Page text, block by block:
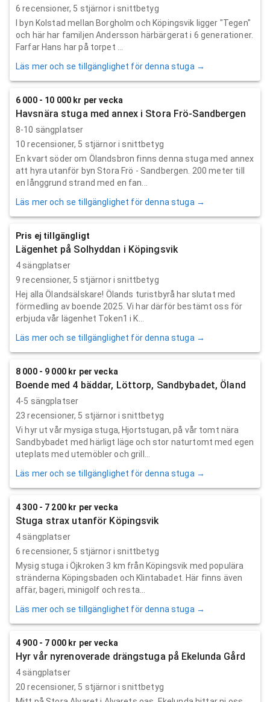
6 recensioner, 5 stjärnor i snittbetyg
I byn Kolstad mellan Borgholm och Köpingsvik ligger "Tegen"
och här har familjen Andersson härbärgerat i 6 generationer.
Farfar Hans har på torpet ...
Läs mer och se tillgänglighet för denna stuga →
6 000 - 10 000 kr per vecka
Havsnära stuga med annex i Stora Frö-Sandbergen
8-10 sängplatser
10 recensioner, 5 stjärnor i snittbetyg
En kvart söder om Ölandsbron finns denna stuga med annex
att hyra utanför byn Stora Frö - Sandbergen. 200 meter till
en långgrund strand med en fan...
Läs mer och se tillgänglighet för denna stuga →
Pris ej tillgängligt
Lägenhet på Solhyddan i Köpingsvik
4 sängplatser
9 recensioner, 5 stjärnor i snittbetyg
Hej alla Ölandsälskare! Ölands turistbyrå har slutat med
förmedling av boende 2025. Vi har därför bestämt oss för
erbjuda vår lägenhet Token1 i K...
Läs mer och se tillgänglighet för denna stuga →
8 000 - 9 000 kr per vecka
Boende med 4 bäddar, Löttorp, Sandbybadet, Öland
4-5 sängplatser
23 recensioner, 5 stjärnor i snittbetyg
Vi hyr ut vår mysiga stuga, Hjortstugan, på vår tomt nära
Sandbybadet med härligt läge och stor naturtomt med egen
uteplats med utemöbler och grill...
Läs mer och se tillgänglighet för denna stuga →
4 300 - 7 200 kr per vecka
Stuga strax utanför Köpingsvik
4 sängplatser
6 recensioner, 5 stjärnor i snittbetyg
Mysig stuga i Öjkroken 3 km från Köpingsvik med populära
stränderna Köpingsbaden och Klintabadet. Här finns även
affär, bageri, minigolf och resta...
Läs mer och se tillgänglighet för denna stuga →
4 900 - 7 000 kr per vecka
Hyr vår nyrenoverade drängstuga på Ekelunda Gård
4 sängplatser
20 recensioner, 5 stjärnor i snittbetyg